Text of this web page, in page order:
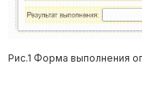
Рис.1 Форма выполнения